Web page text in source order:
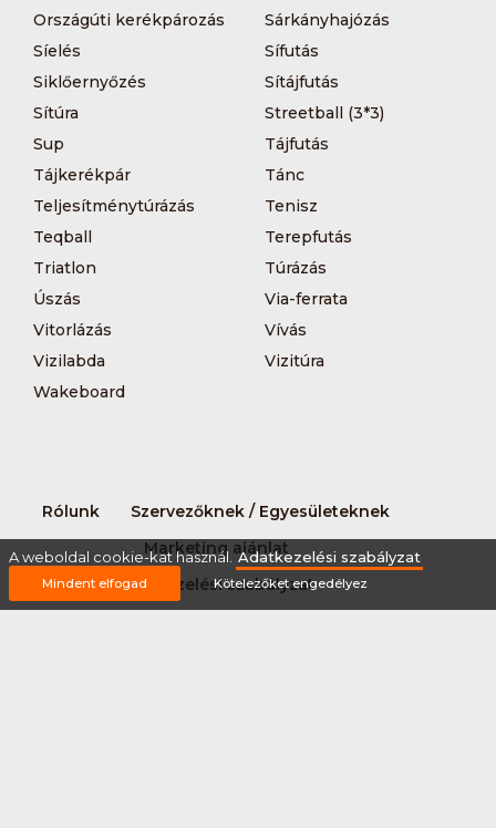
Országúti kerékpározás
Sárkányhajózás
Síelés
Sífutás
Siklőernyőzés
Sítájfutás
Sítúra
Streetball (3*3)
Sup
Tájfutás
Tájkerékpár
Tánc
Teljesítménytúrázás
Tenisz
Teqball
Terepfutás
Triatlon
Túrázás
Úszás
Via-ferrata
Vitorlázás
Vívás
Vizilabda
Vizitúra
Wakeboard
Rólunk
Szervezőknek / Egyesületeknek
Marketing ajánlat
Adatkezelési szabályzat
A weboldal cookie-kat használ.Adatkezelési szabályzat
Mindent elfogad Kötelezőket engedélyez